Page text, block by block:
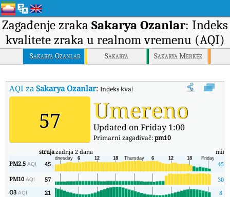
Zagađenje zraka Sakarya Ozanlar: Indeks
kvalitete zraka u realnom vremenu (AQI)
Sakarya Ozanlar Sakarya Sakarya Merkez
AQI zaSakarya Ozanlar:Indeks kvaliteta zraka (AQI) kompanije
57 Umereno
Updated on Friday 1:00
Primarni zagađivač:pm10
strujazadnja 2 dana min
PM2.5AQI 45
45
PM10AQI 57
30
O3AQI 21
8